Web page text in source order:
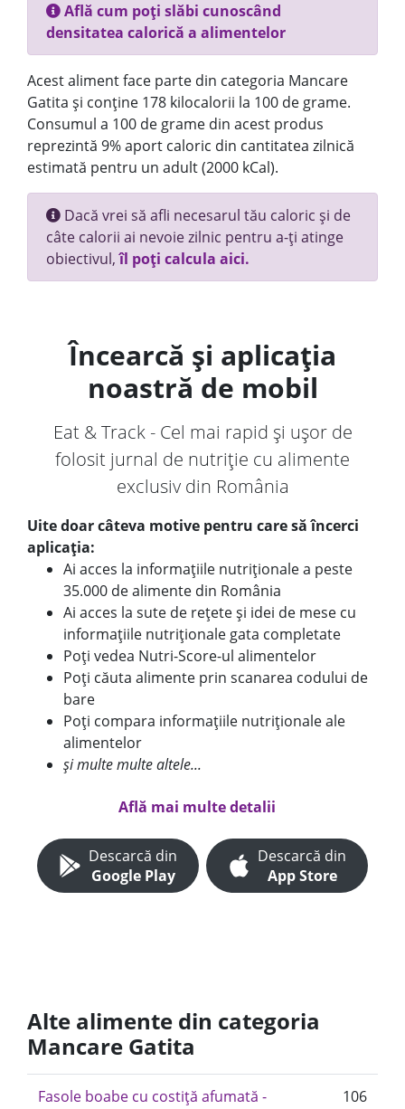
Află cum poți slăbi cunoscând
densitatea calorică a alimentelor
Acest aliment face parte din categoria Mancare
Gatita și conține 178 kilocalorii la 100 de grame.
Consumul a 100 de grame din acest produs
reprezintă 9% aport caloric din cantitatea zilnică
estimată pentru un adult (2000 kCal).
Dacă vrei să afli necesarul tău caloric și de
câte calorii ai nevoie zilnic pentru a-ți atinge
obiectivul,îl poți calcula aici.
Încearcă și aplicația
noastră de mobil
Eat & Track - Cel mai rapid și ușor de
folosit jurnal de nutriție cu alimente
exclusiv din România
Uite doar câteva motive pentru care să încerci
aplicația:
Ai acces la informațiile nutriționale a peste
35.000 de alimente din România
Ai acces la sute de rețete și idei de mese cu
informațiile nutriționale gata completate
Poți vedea Nutri-Score-ul alimentelor
Poți căuta alimente prin scanarea codului de
bare
Poți compara informațiile nutriționale ale
alimentelor
și multe multe altele...
Află mai multe detalii
Descarcă din
Google Play
Descarcă din
App Store
Alte alimente din categoria
Mancare Gatita
Fasole boabe cu costiță afumată -
106